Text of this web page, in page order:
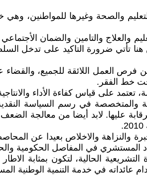
والصحة وغيرها
والعلاج والتامين والضمان الأجتماعي
تأتي ضرورة التاكيد على تدخل
فرص العمل اللائقة للجميع، والقضاء
خط الفقر.
على قياس كفاءة الأداء
والمتخصصة في رسم السياسة النقدية
عليها. لابد أيضا من معالجة
والنزاهة والاخلاص بعيدا عن
المستشري في المفاصل الحكومية
الحالية، لتكون بمثابة
عائداته في خدمة التنمية الوطنية